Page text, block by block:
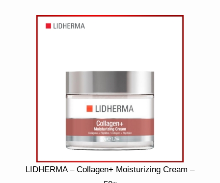
LIDHERMA – Collagen+ Moisturizing Cream –